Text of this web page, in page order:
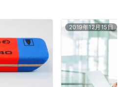
2019年12月15日